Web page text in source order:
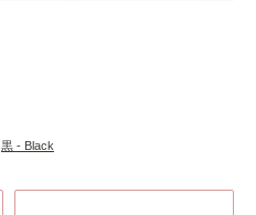
黒 - Black